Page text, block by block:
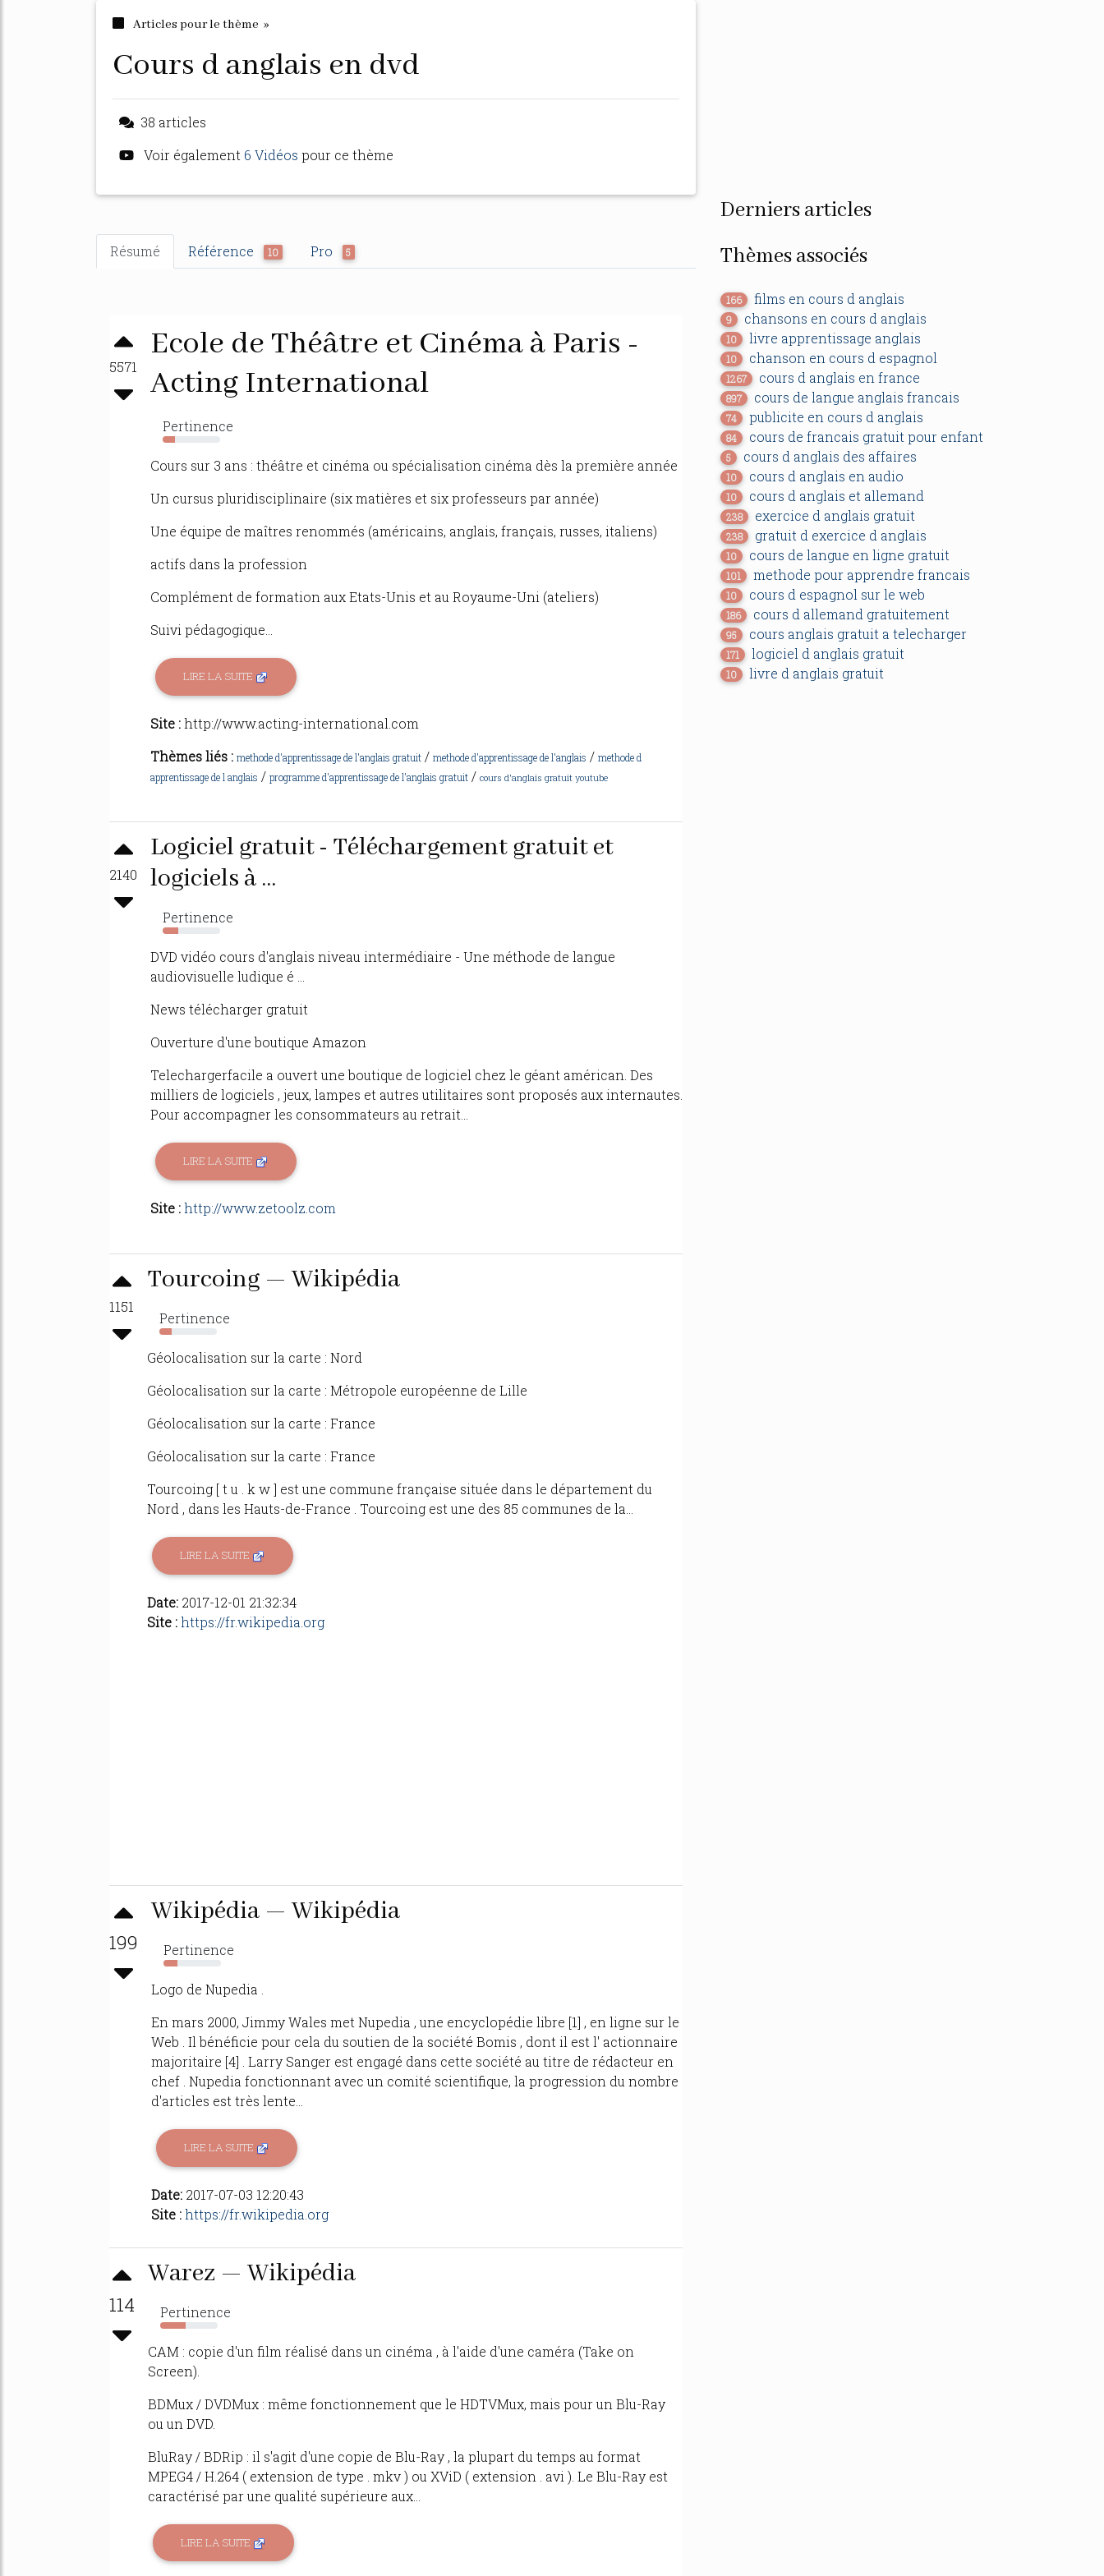
Articles pour le thème »
cours d anglais en dvd
38 articles
Voir également 6 Vidéos pour ce thème
Résumé Référence 10 Pro 5
5571
Ecole de Théâtre et Cinéma à Paris -
Acting International
Pertinence
21%
Cours sur 3 ans : théâtre et cinéma ou spécialisation cinéma dès la première année
Un cursus pluridisciplinaire (six matières et six professeurs par année)
Une équipe de maîtres renommés (américains, anglais, français, russes, italiens)
actifs dans la profession
Complément de formation aux Etats-Unis et au Royaume-Uni (ateliers)
Suivi pédagogique...
LIRE LA SUITE
Site :http://www.acting-international.com
Thèmes liés : methode d'apprentissage de l'anglais gratuit / methode d'apprentissage de l'anglais / methode d
apprentissage de l anglais / programme d'apprentissage de l'anglais gratuit / cours d'anglais gratuit youtube
2140
Logiciel gratuit - Téléchargement gratuit et
logiciels à ...
Pertinence
27%
DVD vidéo cours d'anglais niveau intermédiaire - Une méthode de langue
audiovisuelle ludique é ...
News télécharger gratuit
Ouverture d'une boutique Amazon
Telechargerfacile a ouvert une boutique de logiciel chez le géant américan. Des
milliers de logiciels , jeux, lampes et autres utilitaires sont proposés aux internautes.
Pour accompagner les consommateurs au retrait...
LIRE LA SUITE
Site :http://www.zetoolz.com
1151
Tourcoing — Wikipédia
Pertinence
22%
Géolocalisation sur la carte : Nord
Géolocalisation sur la carte : Métropole européenne de Lille
Géolocalisation sur la carte : France
Géolocalisation sur la carte : France
Tourcoing [ t u . k w ] est une commune française située dans le département du
Nord , dans les Hauts-de-France . Tourcoing est une des 85 communes de la...
LIRE LA SUITE
Date: 2017-12-01 21:32:34
Site :https://fr.wikipedia.org
199
Wikipédia — Wikipédia
Pertinence
24%
Logo de Nupedia .
En mars 2000, Jimmy Wales met Nupedia , une encyclopédie libre [1] , en ligne sur le
Web . Il bénéficie pour cela du soutien de la société Bomis , dont il est l' actionnaire
majoritaire [4] . Larry Sanger est engagé dans cette société au titre de rédacteur en
chef . Nupedia fonctionnant avec un comité scientifique, la progression du nombre
d'articles est très lente...
LIRE LA SUITE
Date: 2017-07-03 12:20:43
Site :https://fr.wikipedia.org
114
Warez — Wikipédia
Pertinence
44%
CAM : copie d'un film réalisé dans un cinéma , à l'aide d'une caméra (Take on
Screen).
BDMux / DVDMux : même fonctionnement que le HDTVMux, mais pour un Blu-Ray
ou un DVD.
BluRay / BDRip : il s'agit d'une copie de Blu-Ray , la plupart du temps au format
MPEG4 / H.264 ( extension de type . mkv ) ou XViD ( extension . avi ). Le Blu-Ray est
caractérisé par une qualité supérieure aux...
LIRE LA SUITE
Derniers articles
Thèmes associés
166 films en cours d anglais
9 chansons en cours d anglais
10 livre apprentissage anglais
10 chanson en cours d espagnol
1267 cours d anglais en france
897 cours de langue anglais francais
74 publicite en cours d anglais
84 cours de francais gratuit pour enfant
5 cours d anglais des affaires
10 cours d anglais en audio
10 cours d anglais et allemand
238 exercice d anglais gratuit
238 gratuit d exercice d anglais
10 cours de langue en ligne gratuit
101 methode pour apprendre francais
10 cours d espagnol sur le web
186 cours d allemand gratuitement
95 cours anglais gratuit a telecharger
171 logiciel d anglais gratuit
10 livre d anglais gratuit